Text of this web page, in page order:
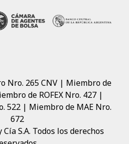
Nro. 265 CNV | Miembro de
de ROFEX Nro. 427 |
522 | Miembro de MAE Nro.
672
S.A. Todos los derechos